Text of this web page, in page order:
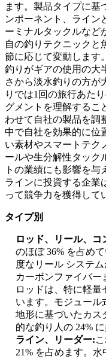
ます。製品タイプに基
ンポーネント、ライン
ーミナルタックルなど
自の釣りテクニックと
節に応じて変動します
釣りがギアの使用の大
さから淡水釣りの方が
りでは1回の旅行あた
グメントを理解するこ
わせて自社の製品を調
中で自社を効果的に位
い素材やスマートテク
ールや生分解性タック
トの業績にも影響を
ラインに投資する企業
って競争力を獲得して
タイプ別
ロッド、リール、コ
のほぼ 36% を占め
度なリール システ
カーボンファイバー
ロッドは、特に軽量
います。モジュール
地形に基づいたカス
的な釣り人の 24%
ライン、リーダー:
21% を占めます。